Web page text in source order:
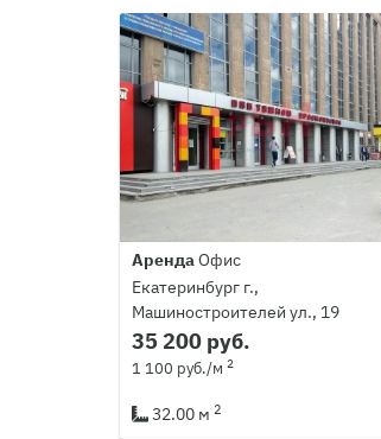
АрендаОфис
Екатеринбург г.,
Машиностроителей ул., 19
35 200 руб.
1 100 руб./м 2
32.00 м 2